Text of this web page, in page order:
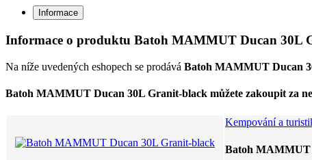
Informace
Informace o produktu Batoh MAMMUT Ducan 30L
Na níže uvedených eshopech se prodává Batoh MAMMUT Ducan
Batoh MAMMUT Ducan 30L Granit-black můžete zakoupit za
Kempování a
Batoh MAMMUT